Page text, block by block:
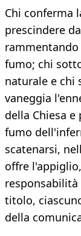
Chi conferma
prescindere
fumo; chi
naturale e chi
vaneggia
della Chiesa
fumo
scatenarsi,
offre
titolo,
della